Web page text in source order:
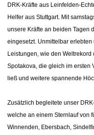
DRK-Kräfte aus Leinfelden-
Helfer aus Stuttgart. Mit
unsere Kräfte an beiden Tagen
eingesetzt. Unmittelbar
Leistungen, wie den
Spotakova, die gleich im ersten
ließ und weitere spannende
Zusätzlich begleitete unser
welche an einem Sternlauf von
Winnenden, Ebersbach,